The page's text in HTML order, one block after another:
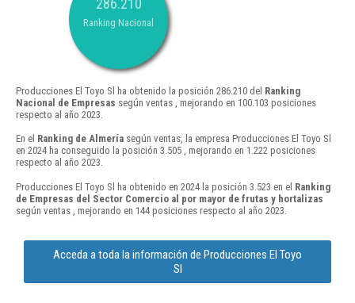
286.210
Ranking Nacional
Producciones El Toyo Sl ha obtenido la posición 286.210 del Ranking
Nacional de Empresas según ventas , mejorando en 100.103 posiciones
respecto al año 2023.
En el Ranking de Almería según ventas, la empresa Producciones El Toyo Sl
en 2024 ha conseguido la posición 3.505 , mejorando en 1.222 posiciones
respecto al año 2023.
Producciones El Toyo Sl ha obtenido en 2024 la posición 3.523 en el Ranking
de Empresas del Sector Comercio al por mayor de frutas y hortalizas
según ventas , mejorando en 144 posiciones respecto al año 2023.
Acceda a toda la información de Producciones El Toyo
Sl